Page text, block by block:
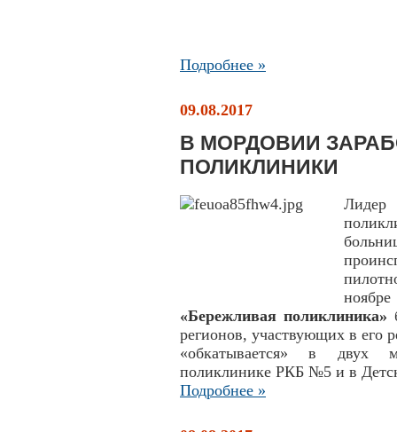
Подробнее »
09.08.2017
В МОРДОВИИ
ПОЛИКЛИНИКИ
«Бережливая поликлиника»
регионов, участвующих в его
«обкатывается» в двух
поликлинике РКБ №5 и в
Подробнее »